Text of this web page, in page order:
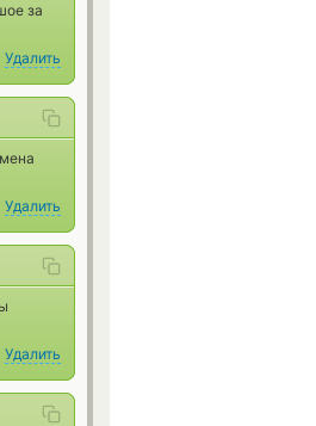
за
Удалить
Удалить
Удалить